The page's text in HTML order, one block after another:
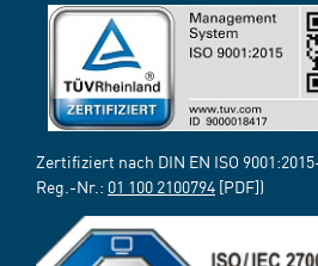
Zertifiziert nach DIN EN ISO
Reg.-Nr.: 01 100 2100794 [PDF])